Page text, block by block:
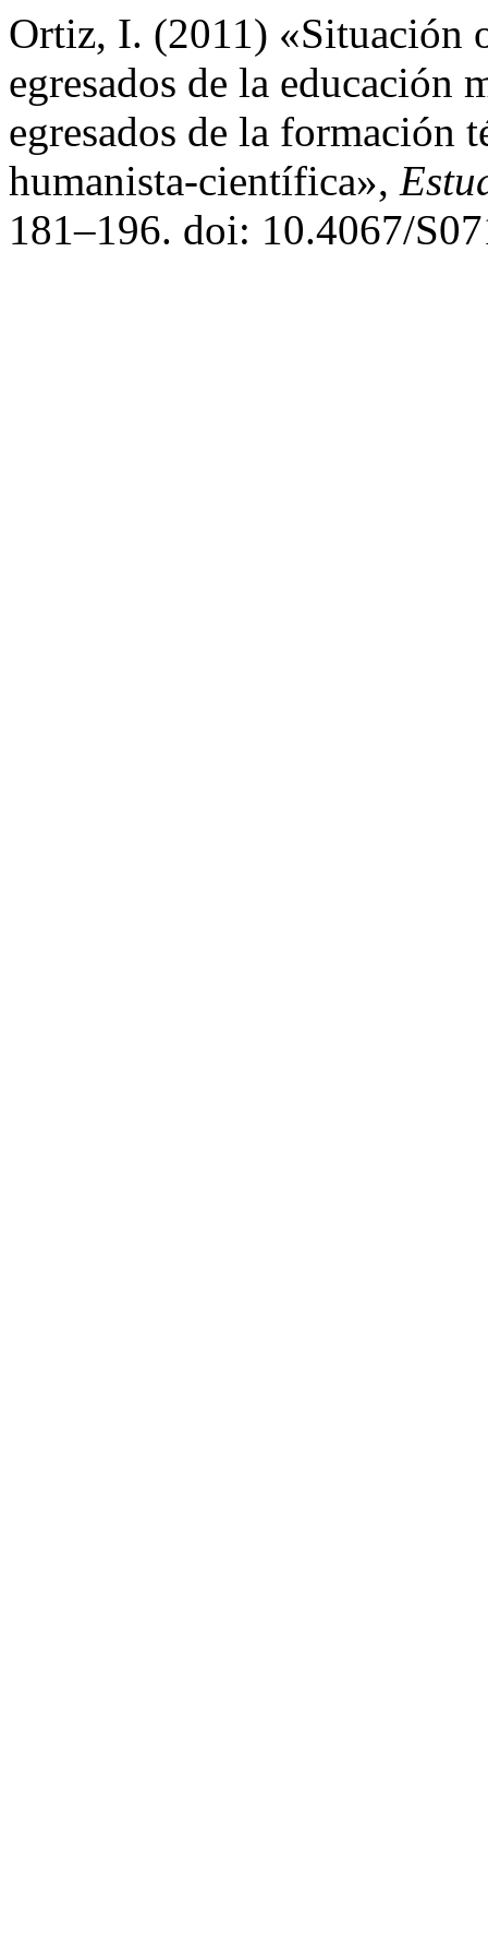
Ortiz, I. (2011) «Situación
egresados de la educación
egresados de la formación
humanista-científica»,
181–196. doi: 10.4067/